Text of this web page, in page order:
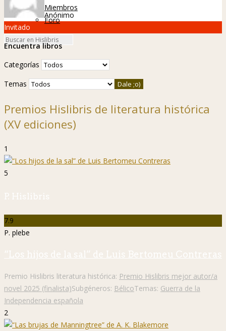
Miembros
Foro
Anónimo
Invitado
Encuentra libros
Categorías
Temas
Premios Hislibris de literatura histórica
(XV ediciones)
1
5
P. Hislibris
7.9
P. plebe
“Los hijos de la sal” de Luis Bertomeu Contreras
Premio Hislibris literatura histórica: Premio Hislibris mejor autor/a
novel 2025 (finalista)Subgéneros: BélicoTemas: Guerra de la
Independencia española
2